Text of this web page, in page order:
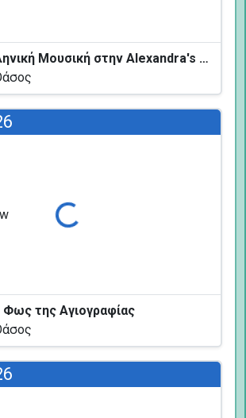
Ζωντανή Ελληνική Μουσική στην Alexandra's Restaurant
Φόρτωση...
της Αγιογραφίας